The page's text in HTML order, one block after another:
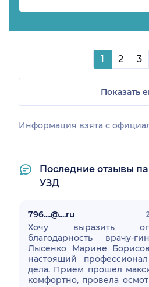
1 2 3
Показать
Информация взята c
Последние отзывы
УЗД
796....@....ru
Хочу выразить
благодарность врачу-
Лысенко Марине
настоящий
дела. Прием прошел
комфортно, провела